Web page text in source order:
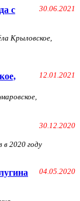
30.06.2021
с
Крыловское,
12.01.2021
30.12.2020
в 2020 году
04.05.2020